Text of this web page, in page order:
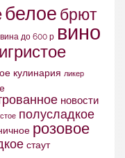
белое брют
вина до 600 р вино
игристое
кулинария ликер
новости
полусладкое
розовое
стаут